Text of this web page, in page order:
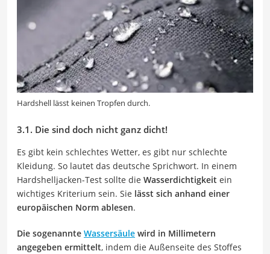
Hardshell lässt keinen Tropfen durch.
3.1. Die sind doch nicht ganz dicht!
Es gibt kein schlechtes Wetter, es gibt nur schlechte
Kleidung. So lautet das deutsche Sprichwort. In einem
Hardshelljacken-Test sollte die Wasserdichtigkeit ein
wichtiges Kriterium sein. Sie lässt sich anhand einer
europäischen Norm ablesen.
Die sogenannte Wassersäule wird in Millimetern
angegeben ermittelt, indem die Außenseite des Stoffes